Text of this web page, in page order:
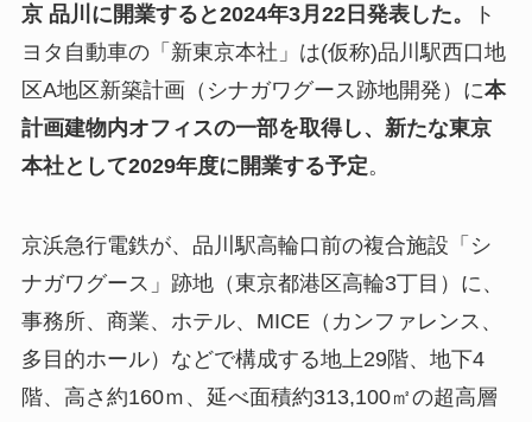
京 品川に開業すると2024年3月22日発表した。
ト
ヨタ自動車の「新東京本社」は(仮称)品川駅西口地
区A地区新築計画（シナガワグース跡地開発）に本
計画建物内オフィスの一部を取得し、新たな東京
本社として2029年度に開業する予定。
京浜急行電鉄が、品川駅高輪口前の複合施設「シ
ナガワグース」跡地（東京都港区高輪3丁目）に、
事務所、商業、ホテル、MICE（カンファレンス、
多目的ホール）などで構成する地上29階、地下4
階、高さ約160ｍ、延べ面積約313,100㎡の超高層